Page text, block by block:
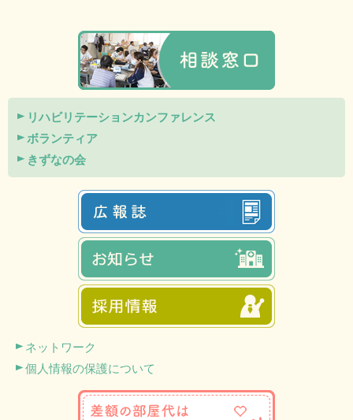
リハビリテーションカンファレンス
ボランティア
きずなの会
ネットワーク
個人情報の保護について